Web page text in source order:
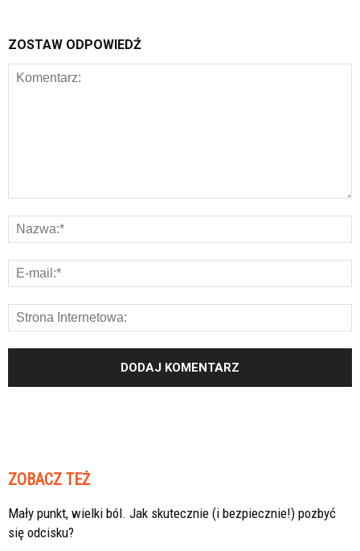
ZOSTAW ODPOWIEDŹ
ZOBACZ TEŻ
Mały punkt, wielki ból. Jak skutecznie (i bezpiecznie!) pozbyć
się odcisku?